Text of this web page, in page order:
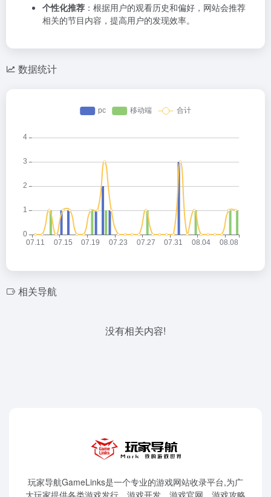
个性化推荐 ：根据用户的观看历史和偏好，网站会推荐
相关的节目内容，提高用户的发现效率。
数据统计
相关导航
没有相关内容!
玩家导航GameLinks是一个专业的游戏网站收录平台,为广